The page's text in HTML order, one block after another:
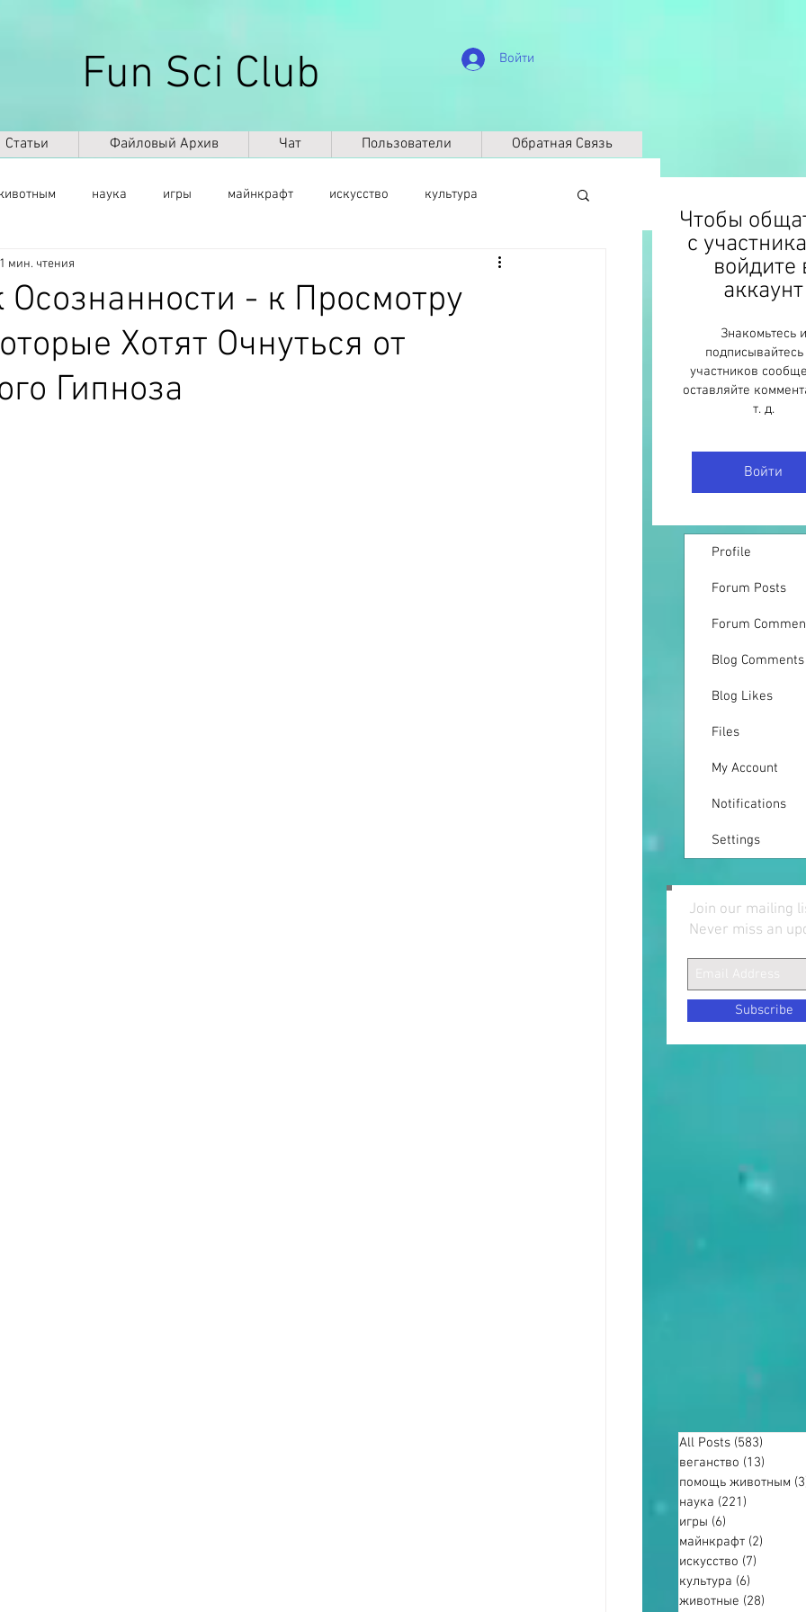
Fun Sci Club Войти
Статьи Файловый Архив Чат Пользователи Обратная Связь
наука игры майнкрафт искусство культура
саморазвитие биография
космос география палеонтология динозавры Климат
Осознанности - к Просмотру
Хотят Очнуться от
Гипноза
1 мин. чтения
All Posts (583)
веганство (13)
помощь животным
наука (221)
игры (6)
майнкрафт (2)
искусство (7)
культура (6)
животные (28)
Чтобы
с
войдите
аккаунт
Знакомьтесь и
участников
оставляйте
т. д.
Войти
Profile
Forum Posts
Forum
Blog Comments
Blog Likes
Files
My Account
Notifications
Settings
Join our mailing
Never miss an
Subscribe